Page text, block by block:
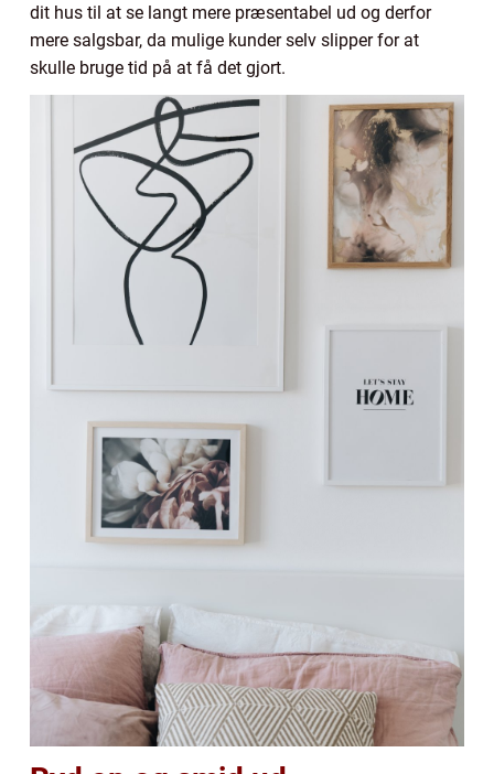
dit hus til at se langt mere præsentabel ud og derfor
mere salgsbar, da mulige kunder selv slipper for at
skulle bruge tid på at få det gjort.